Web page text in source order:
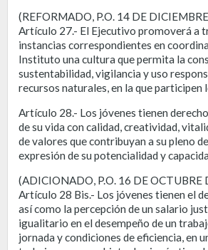
(REFORMADO, P.O. 14 DE
Artículo 27.- El Ejecutivo promoverá a
instancias correspondientes en
Instituto una cultura que permita la
sustentabilidad, vigilancia y uso
recursos naturales, en la que participen
Artículo 28.- Los jóvenes tienen
de su vida con calidad, creatividad,
de valores que contribuyan a su pleno
expresión de su potencialidad y
(ADICIONADO, P.O. 16 DE OCTUBRE
Artículo 28 Bis.- Los jóvenes tienen el
así como la percepción de un salario
igualitario en el desempeño de un
jornada y condiciones de eficiencia, en